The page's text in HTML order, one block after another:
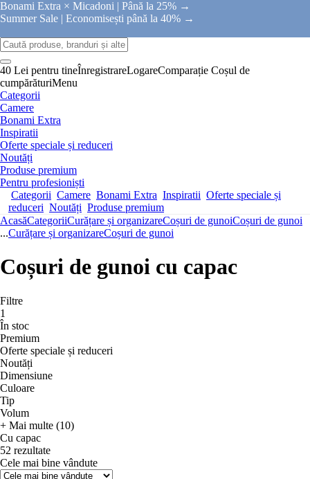
Bonami Extra × Micadoni | Până la 25% →
Summer Sale | Economisești până la 40% →
40 Lei pentru tineÎnregistrareLogareComparație Coșul de
cumpărăturiMenu
Categorii
Camere
Bonami Extra
Inspiratii
Oferte speciale și reduceri
Noutăți
Produse premium
Pentru profesioniști
Categorii Camere Bonami Extra Inspiratii Oferte speciale și
reduceri Noutăți Produse premium
AcasăCategoriiCurățare și organizareCoșuri de gunoiCoșuri de gunoi
...Curățare și organizareCoșuri de gunoi
Coșuri de gunoi cu capac
Filtre
1
În stoc
Premium
Oferte speciale și reduceri
Noutăți
Dimensiune
Culoare
Tip
Volum
+ Mai multe (10)
Cu capac
52 rezultate
Cele mai bine vândute